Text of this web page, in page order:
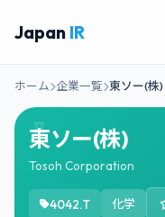
Japan IR
ホーム 企業一覧 東ソー(株)
東ソー(株)
Tosoh Corporation
4042.T 化学